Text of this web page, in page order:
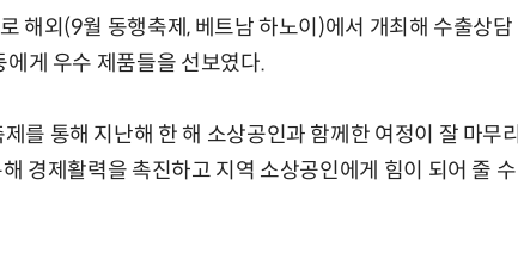
해외(9월 동행축제, 베트남 하노이)에서 개최해 수출상담
게 우수 제품들을 선보였다.
를 통해 지난해 한 해 소상공인과 함께한 여정이 잘 마무리
경제활력을 촉진하고 지역 소상공인에게 힘이 되어 줄 수